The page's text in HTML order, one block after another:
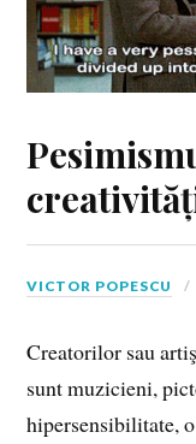
VICTOR POPESCU
Creatorilor sau
sunt muzicieni,
hipersensibilitate,